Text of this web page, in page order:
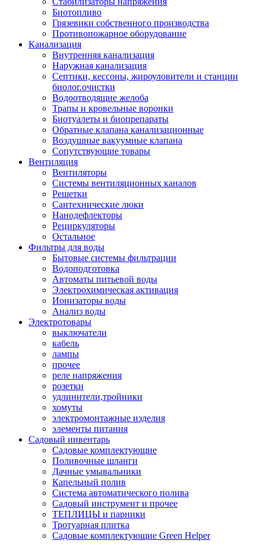
Биотопливо
Грязевики собственного производства
Противопожарное оборудование
Канализация
Внутренняя канализация
Наружная канализация
Септики, кессоны, жироуловители и станции
биолог.очистки
Водоотводящие желоба
Трапы и кровельные воронки
Биотуалеты и биопрепараты
Обратные клапана канализационные
Воздушные вакуумные клапана
Сопутствующие товары
Вентиляция
Вентиляторы
Системы вентиляционных каналов
Решетки
Сантехнические люки
Нанодефлекторы
Рециркуляторы
Остальное
Фильтры для воды
Бытовые системы фильтрации
Водоподготовка
Автоматы питьевой воды
Электрохимическая активация
Ионизаторы воды
Анализ воды
Электротовары
выключатели
кабель
лампы
прочее
реле напряжения
розетки
удлинители,тройники
хомуты
электромонтажные изделия
элементы питания
Садовый инвентарь
Садовые комплектующие
Поливочные шланги
Дачные умывальники
Капельный полив
Система автоматического полива
Садовый инструмент и прочее
ТЕПЛИЦЫ и парники
Тротуарная плитка
Садовые комплектующие Green Helper